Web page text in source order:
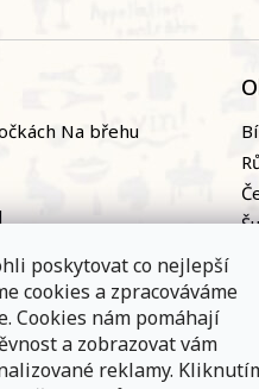
poskytovat co nejlepší
cookies a zpracováváme
Cookies nám pomáhají
a zobrazovat vám
reklamy.
Na břehu